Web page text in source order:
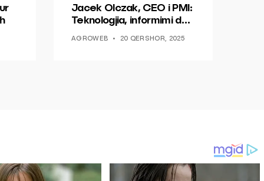
Jacek Olczak, CEO i PMI:
Teknologjia, informimi dhe
AGROWEB 20 QERSHOR, 2025